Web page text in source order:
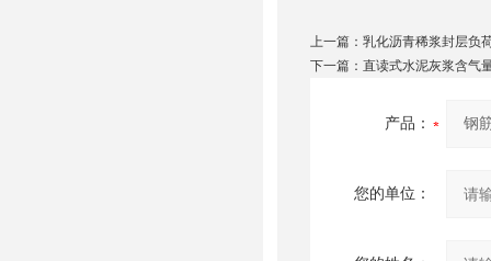
上一篇： 乳化沥青稀浆封层负
下一篇： 直读式水泥灰浆含气
产品：
您的单位：